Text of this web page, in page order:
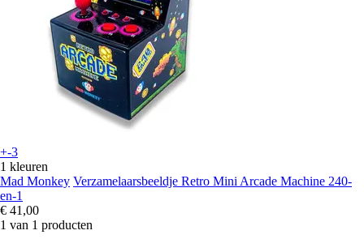
+-3
1 kleuren
Mad Monkey Verzamelaarsbeeldje Retro Mini Arcade Machine 240-
en-1
€ 41,00
1 van 1 producten